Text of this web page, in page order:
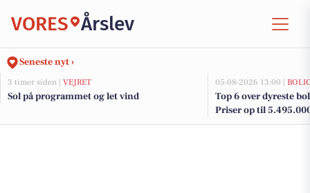
VORES Årslev
Seneste nyt ›
3 timer siden | VEJRET
Sol på programmet og let vind
05-08-2026 13:00 |
Top 6 over dyreste
Priser op til